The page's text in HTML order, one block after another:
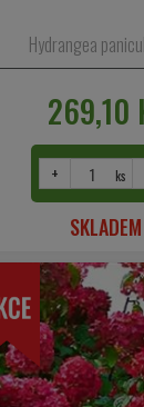
Hydrangea
269,10
+ ks